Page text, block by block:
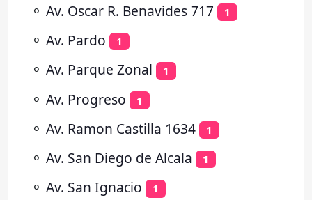
⚬ Av. Oscar R. Benavides 717 1
⚬ Av. Pardo 1
⚬ Av. Parque Zonal 1
⚬ Av. Progreso 1
⚬ Av. Ramon Castilla 1634 1
⚬ Av. San Diego de Alcala 1
⚬ Av. San Ignacio 1